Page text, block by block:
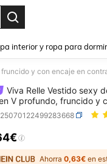
interior y ropa para dormir
y con encaje en
Viva Relle Vestido sexy
V profundo, fruncido y
de talla grande
AND
Ahorra 0,63€ en